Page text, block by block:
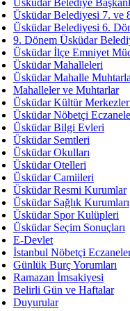
İmar Sorunlarının Genel
Arakan
Bayramın
Ruhsal
Üsküdar
Üsküdar Belediye
Üsküdar Belediyesi 7. ve
Üsküdar Belediyesi 6.
9. Dönem Üsküdar
Üsküdar İlçe Emniyet
Üsküdar Mahalleleri
Üsküdar Mahalle
Mahalleler ve Muhtarlar
Üsküdar Kültür
Üsküdar Nöbetçi
Üsküdar Bilgi Evleri
Üsküdar Semtleri
Üsküdar Okulları
Üsküdar Otelleri
Üsküdar Camiileri
Üsküdar Resmi Kurumlar
Üsküdar Sağlık Kurumları
Üsküdar Spor Kulüpleri
Üsküdar Seçim Sonuçları
E-Devlet
İstanbul Nöbetçi
Günlük Burç Yorumları
Ramazan İmsakiyesi
Belirli Gün ve Haftalar
Duyurular